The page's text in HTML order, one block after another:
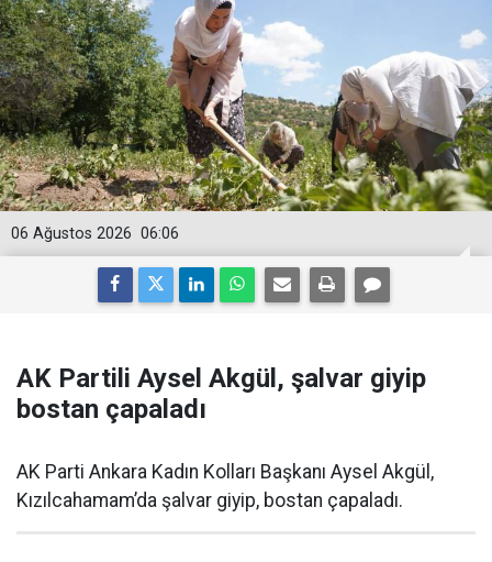
06:06
06 Ağustos 2026
AK Partili Aysel Akgül, şalvar giyip
bostan çapaladı
AK Parti Ankara Kadın Kolları Başkanı Aysel Akgül,
Kızılcahamam’da şalvar giyip, bostan çapaladı.